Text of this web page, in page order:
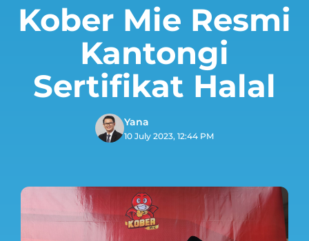
Kober Mie Resmi
Kantongi
Sertifikat Halal
Yana
10 July 2023, 12:44 PM